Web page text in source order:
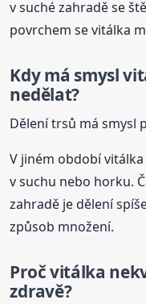
v suché zahradě se
povrchem se vitálka
Kdy má smysl
nedělat?
Dělení trsů má smysl
V jiném období
v suchu nebo horku.
zahradě je dělení
způsob množení.
Proč vitálka
zdravě?